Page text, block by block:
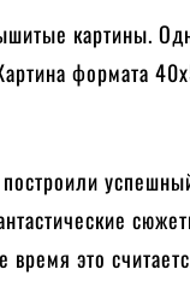
картины.
формата
это